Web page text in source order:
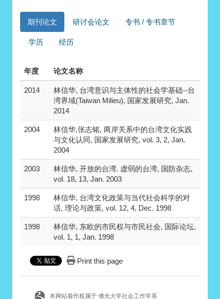
期刊论文 研讨会论文 专书 / 专书章节
学历 经历
年度 论文名称
2014
林信华, 台湾意识与主体性的社会学基础--台
湾界域(Taiwan Milieu), 国家发展研究, Jan.
2014
2004
林信华,张志铭, 两岸关系中的台湾文化实践
与文化认同, 国家发展研究, vol. 3, 2, Jan.
2004
2003
林信华, 开放的台湾. 虚弱的台湾, 国防杂志,
vol. 18, 13, Jan. 2003
1998
林信华, 台湾文化政策与当代社会科学的对
话, 理论与政策, vol. 12, 4, Dec. 1998
1998
林信华, 东欧的市民权与市民社会, 国际论坛,
vol. 1, 1, Jan. 1998
Print this page
本网站着作权属于 佛光大学社会工作学系